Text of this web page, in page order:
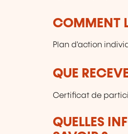
COMMENT
Plan d'action
QUE
Certificat de
QUELLES